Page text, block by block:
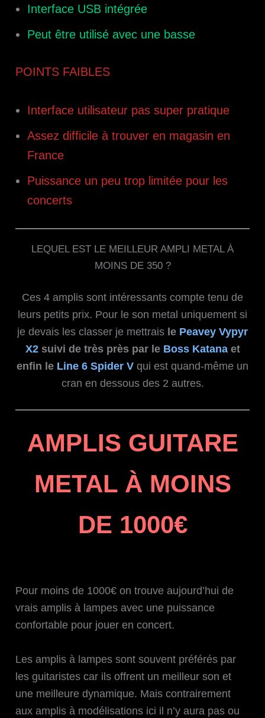
Interface USB intégrée
Peut être utilisé avec une basse
POINTS FAIBLES
Interface utilisateur pas super pratique
Assez difficile à trouver en magasin en
France
Puissance un peu trop limitée pour les
concerts
LEQUEL EST LE MEILLEUR AMPLI METAL À
MOINS DE 350 ?
Ces 4 amplis sont intéressants compte tenu de
leurs petits prix. Pour le son metal uniquement si
je devais les classer je mettrais le Peavey Vypyr
X2suivi de très près par le Boss Katanaet
enfin le Line 6 Spider V qui est quand-même un
cran en dessous des 2 autres.
AMPLIS GUITARE
METAL À MOINS
DE 1000€
Pour moins de 1000€ on trouve aujourd’hui de
vrais amplis à lampes avec une puissance
confortable pour jouer en concert.
Les amplis à lampes sont souvent préférés par
les guitaristes car ils offrent un meilleur son et
une meilleure dynamique. Mais contrairement
aux amplis à modélisations ici il n’y aura pas ou